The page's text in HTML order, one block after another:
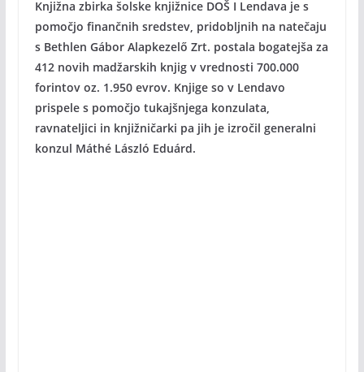
Knjižna zbirka šolske knjižnice DOŠ I Lendava je s
pomočjo finančnih sredstev, pridobljnih na natečaju
s Bethlen Gábor Alapkezelő Zrt. postala bogatejša za
412 novih madžarskih knjig v vrednosti 700.000
forintov oz. 1.950 evrov. Knjige so v Lendavo
prispele s pomočjo tukajšnjega konzulata,
ravnateljici in knjižničarki pa jih je izročil generalni
konzul Máthé László Eduárd.